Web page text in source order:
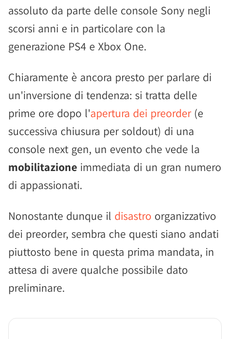
assoluto da parte delle console Sony negli
scorsi anni e in particolare con la
generazione PS4 e Xbox One.
Chiaramente è ancora presto per parlare di
un'inversione di tendenza: si tratta delle
prime ore dopo l'apertura dei preorder(e
successiva chiusura per soldout) di una
console next gen, un evento che vede la
mobilitazione immediata di un gran numero
di appassionati.
Nonostante dunque il disastro organizzativo
dei preorder, sembra che questi siano andati
piuttosto bene in questa prima mandata, in
attesa di avere qualche possibile dato
preliminare.